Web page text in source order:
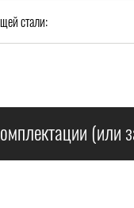
стали:
(или